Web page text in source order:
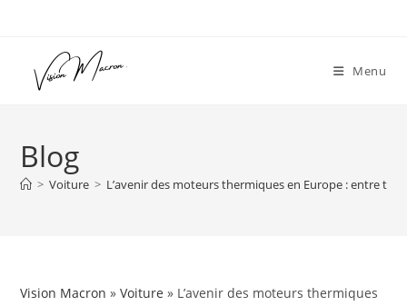
Menu
Blog
> Voiture > L’avenir des moteurs thermiques en Europe : entre
Vision Macron »Voiture » L’avenir des moteurs thermiques